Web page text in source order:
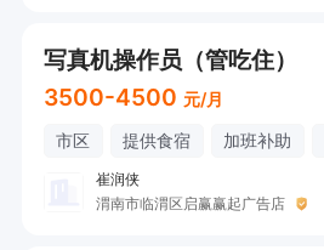
写真机操作员（管吃住）
3500-4500 元/月
市区 提供食宿 加班补助
崔润侠
渭南市临渭区启赢赢起广告店